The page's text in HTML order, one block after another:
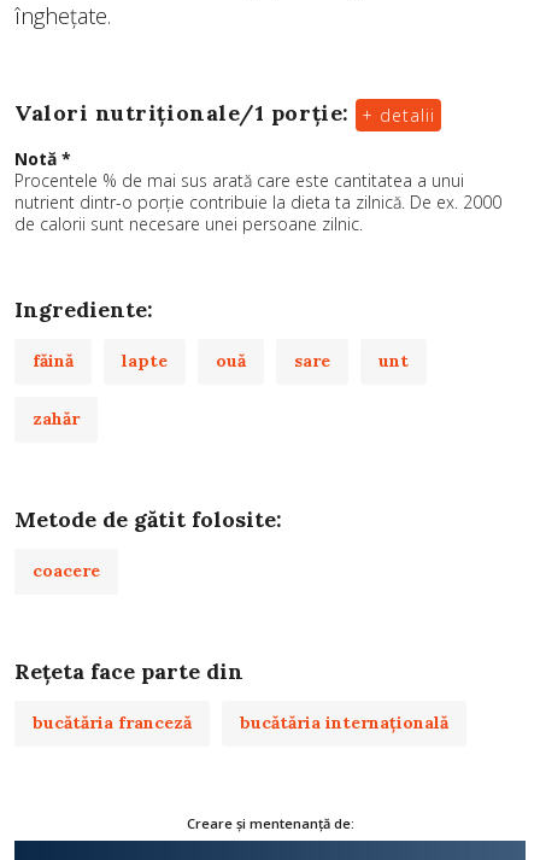
înghețate.
Valori nutriționale/1 porție:
+ detalii
Notă *
Procentele % de mai sus arată care este cantitatea a unui
nutrient dintr-o porție contribuie la dieta ta zilnică. De ex. 2000
de calorii sunt necesare unei persoane zilnic.
Ingrediente:
făină lapte ouă sare unt
zahăr
Metode de gătit folosite:
coacere
Rețeta face parte din
bucătăria franceză bucătăria internațională
Creare și mentenanță de: